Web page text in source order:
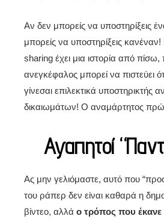
Αν δεν μπορείς να υποστηρίξεις
μπορείς να υποστηρίξεις
sharing έχει μια ιστορία από
ανεγκέφαλος μπορεί να πιστεύει
γίνεσαι επιλεκτικά υποστηρικτής
δικαιωμάτων! Ο αναμάρτητος
Αγαπητοί
Ας μην γελιόμαστε, αυτό που
του ράπερ δεν είναι καθαρά η
βίντεο, αλλά ο τρόπος που έκανε